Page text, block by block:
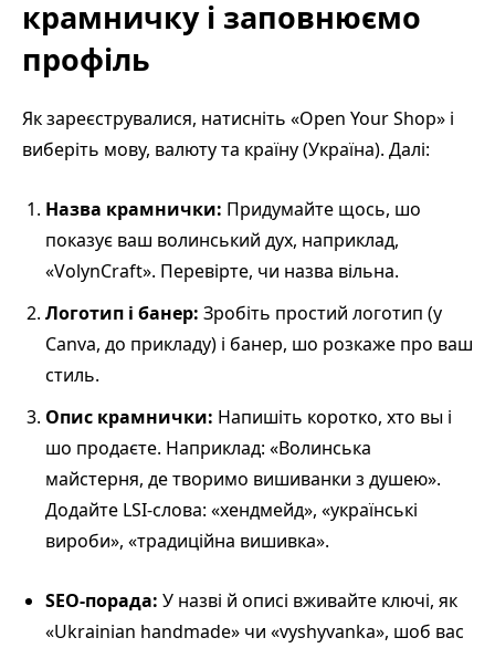
крамничку і заповнюємо
профіль
Як зареєструвалися, натисніть «Open Your Shop» і
виберіть мову, валюту та країну (Україна). Далі:
Назва крамнички: Придумайте щось, шо
показує ваш волинський дух, наприклад,
«VolynCraft». Перевірте, чи назва вільна.
Логотип і банер: Зробіть простий логотип (у
Canva, до прикладу) і банер, шо розкаже про ваш
стиль.
Опис крамнички: Напишіть коротко, хто вы і
шо продаєте. Наприклад: «Волинська
майстерня, де творимо вишиванки з душею».
Додайте LSI-слова: «хендмейд», «українські
вироби», «традиційна вишивка».
SEO-порада: У назві й описі вживайте ключі, як
«Ukrainian handmade» чи «vyshyvanka», шоб вас